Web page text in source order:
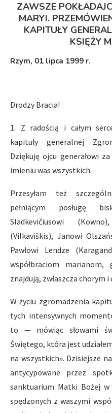
ZAWSZE
MARYI.
KAPITUŁY
KSIĘŻY
Rzym, 01 lipca 1999 r.
Drodzy Bracia!
1. Z radością i całym
kapituły generalnej
Dziękuję ojcu generałowi
imieniu was wszystkich.
Przesyłam też
pełniącym posługę
Sladkevičiusowi
(Vilkaviškis), Janowi
Pawłowi Lendze
współbraciom
znajdują, zwłaszcza chorym i
W życiu zgromadzenia
tych intensywnych
to — mówiąc słowami
Świętego, która jest
na wszystkich». Dzisiejsze
antycypowane przez
sanktuarium Matki Bożej
spędzonych z waszymi